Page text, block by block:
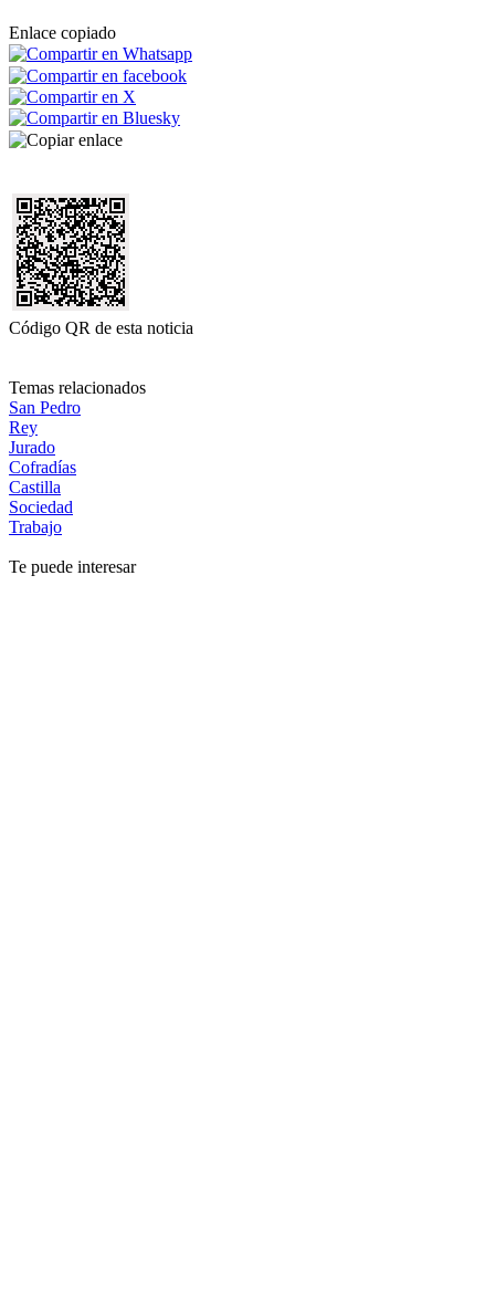
Enlace copiado
Código QR de esta noticia
Temas relacionados
San Pedro
Rey
Jurado
Cofradías
Castilla
Sociedad
Trabajo
Te puede interesar